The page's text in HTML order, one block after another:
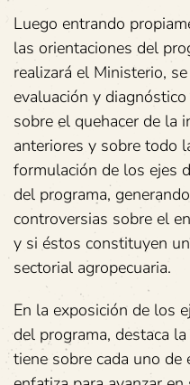
Luego entrando
las orientaciones del
realizará el Ministerio,
evaluación y
sobre el quehacer de la
anteriores y sobre todo
formulación de los ejes
del programa,
controversias sobre el
y si éstos constituyen
sectorial agropecuaria.
En la exposición de los
del programa, destaca
tiene sobre cada uno